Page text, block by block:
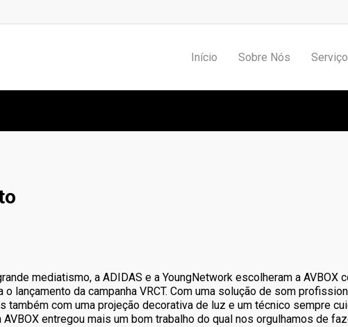
Início Sobre Nós
mediatismo, a ADIDAS e a YoungNetwork escolheram a AVBOX
lançamento da campanha VRCT. Com uma solução de som
também com uma projeção decorativa de luz e um técnico sempre
entregou mais um bom trabalho do qual nos orgulhamos de